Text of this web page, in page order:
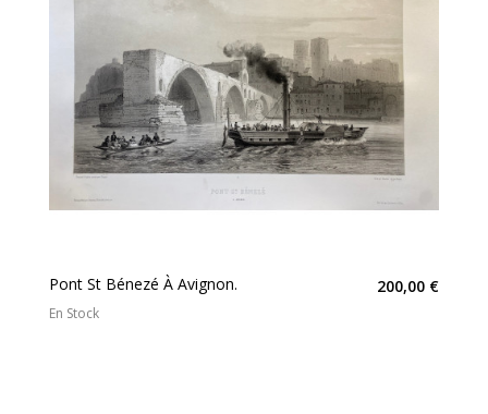
Pont St Bénezé À Avignon. 200,00 €
En Stock